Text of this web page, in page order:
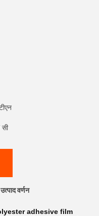
उत्पाद वर्णन
adhesive film